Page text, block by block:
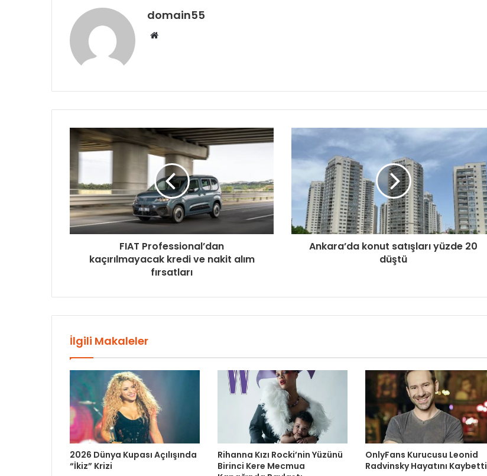
domain55
Web
FIAT Professional’dan
kaçırılmayacak kredi ve nakit alım
fırsatları
Ankara’da konut satışları yüzde 20
düştü
İlgili Makaleler
2026 Dünya Kupası Açılışında
“İkiz” Krizi
Rihanna Kızı Rocki’nin Yüzünü
Birinci Kere Mecmua
OnlyFans Kurucusu Leonid
Radvinsky Hayatını Kaybetti